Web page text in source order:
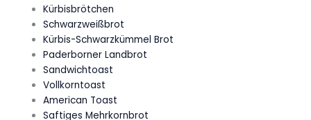
Kürbisbrötchen
Schwarzweißbrot
Kürbis-Schwarzkümmel Brot
Paderborner Landbrot
Sandwichtoast
Vollkorntoast
American Toast
Saftiges Mehrkornbrot